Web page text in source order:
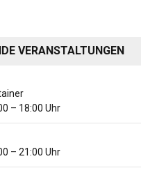
VERANSTALTUNGEN
– 18:00 Uhr
– 21:00 Uhr